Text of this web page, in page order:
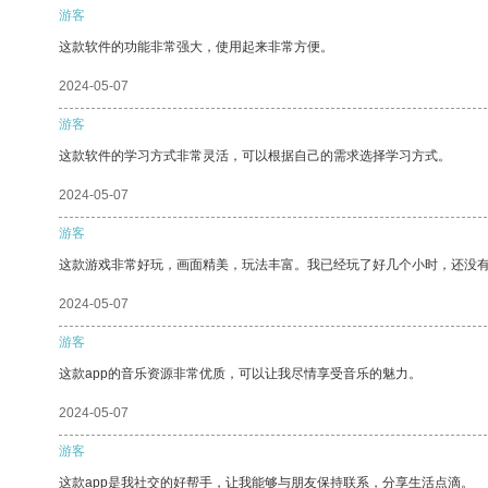
游客
这款软件的功能非常强大，使用起来非常方便。
2024-05-07
游客
这款软件的学习方式非常灵活，可以根据自己的需求选择学习方式。
2024-05-07
游客
这款游戏非常好玩，画面精美，玩法丰富。我已经玩了好几个小时，还没
2024-05-07
游客
这款app的音乐资源非常优质，可以让我尽情享受音乐的魅力。
2024-05-07
游客
这款app是我社交的好帮手，让我能够与朋友保持联系，分享生活点滴。